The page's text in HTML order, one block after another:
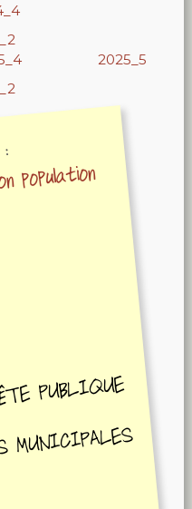
2025_5
population
PUBLIQUE
MUNICIPALES